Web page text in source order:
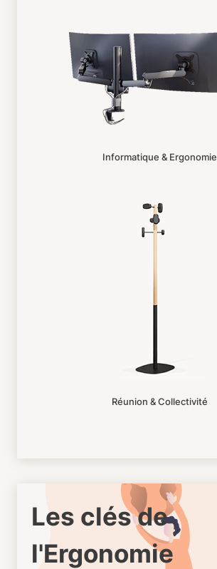
Informatique & Ergonomie
Réunion & Collectivité
Les clés de
l'Ergonomie